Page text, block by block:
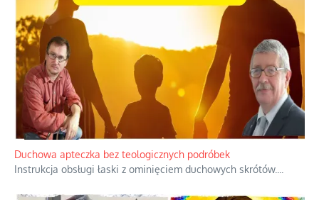
Duchowa apteczka bez teologicznych podróbek
Instrukcja obsługi łaski z ominięciem duchowych skrótów.